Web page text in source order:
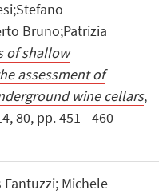
Bruno;Patrizia
of shallow
assessment of
wine cellars,
80, pp. 451 - 460
Michele